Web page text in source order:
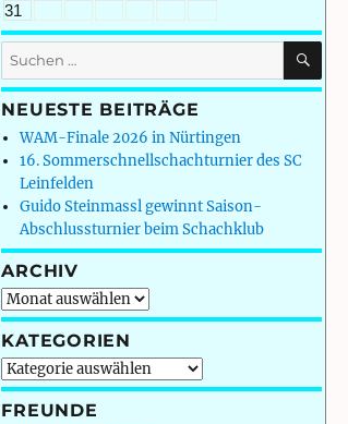
31
Suchen
nach:
NEUESTE BEITRÄGE
WAM-Finale 2026 in Nürtingen
16. Sommerschnellschachturnier des SC
Leinfelden
Guido Steinmassl gewinnt Saison-
Abschlussturnier beim Schachklub
ARCHIV
Archiv
KATEGORIEN
Kategorien
FREUNDE